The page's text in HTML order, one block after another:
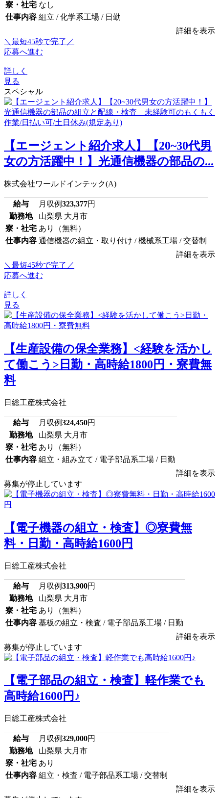
寮・社宅 なし
仕事内容 組立 / 化学系工場 / 日勤
詳細を表示
＼最短45秒で完了／
応募へ進む
詳しく
見る
スペシャル
【エージェント紹介求人】【20~30代男
女の方活躍中！】光通信機器の部品の...
株式会社ワールドインテック(A)
給与 月収例323,377円
勤務地
山梨県 大月市
寮・社宅 あり（無料）
仕事内容 通信機器の組立・取り付け / 機械系工場 / 交替制
詳細を表示
＼最短45秒で完了／
応募へ進む
詳しく
見る
【生産設備の保全業務】<経験を活かし
て働こう>日勤・高時給1800円・寮費無
料
日総工産株式会社
給与 月収例324,450円
勤務地
山梨県 大月市
寮・社宅 あり（無料）
仕事内容 組立・組み立て / 電子部品系工場 / 日勤
詳細を表示
募集が停止しています
【電子機器の組立・検査】◎寮費無
料・日勤・高時給1600円
日総工産株式会社
給与 月収例313,900円
勤務地
山梨県 大月市
寮・社宅 あり（無料）
仕事内容 基板の組立・検査 / 電子部品系工場 / 日勤
詳細を表示
募集が停止しています
【電子部品の組立・検査】軽作業でも
高時給1600円♪
日総工産株式会社
給与 月収例329,000円
勤務地
山梨県 大月市
寮・社宅 あり
仕事内容 組立・検査 / 電子部品系工場 / 交替制
詳細を表示